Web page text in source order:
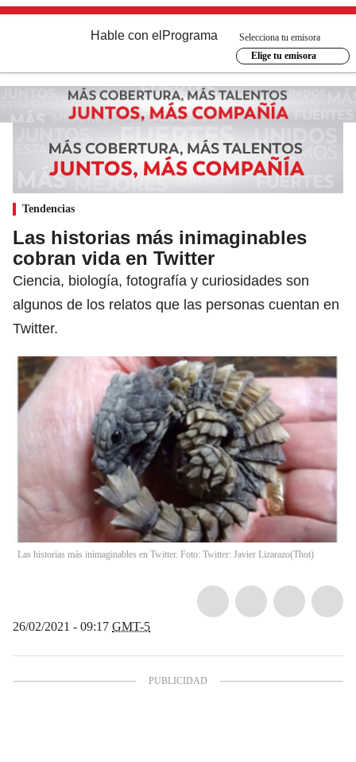
Hable con el Programa
Selecciona tu emisora
Elige tu emisora
Tendencias
Las historias más inimaginables
cobran vida en Twitter
Ciencia, biología, fotografía y curiosidades son
algunos de los relatos que las personas cuentan en
Twitter.
Las historias más inimaginables en Twitter. Foto: Twitter: Javier Lizarazo(Thot)
26/02/2021 - 09:17 GMT-5